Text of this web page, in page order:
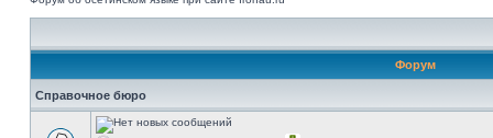
Форум
Справочное бюро